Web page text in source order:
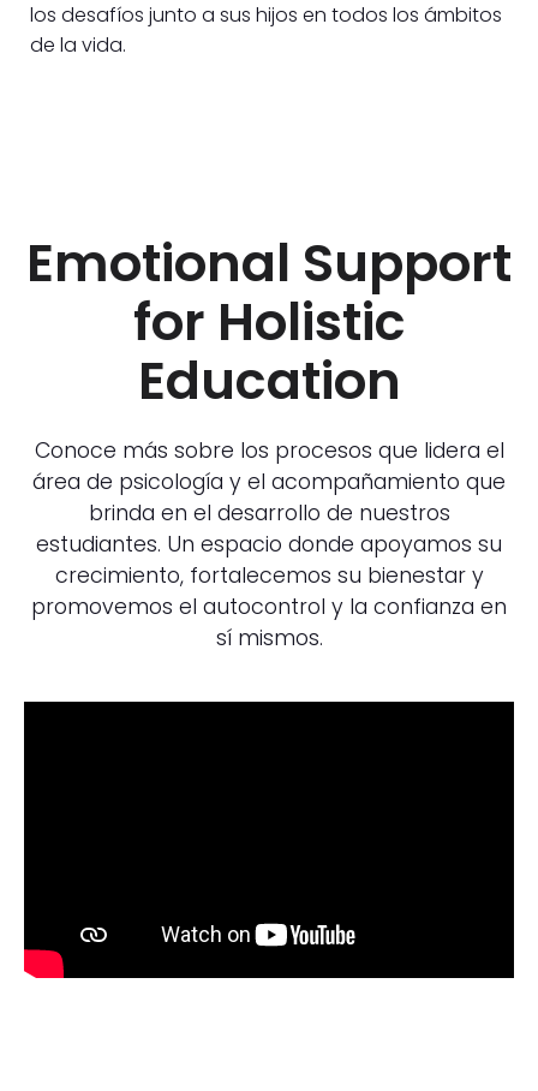
los desafíos junto a sus hijos en todos los ámbitos
de la vida.
Emotional Support
for Holistic
Education
Conoce más sobre los procesos que lidera el
área de psicología y el acompañamiento que
brinda en el desarrollo de nuestros
estudiantes. Un espacio donde apoyamos su
crecimiento, fortalecemos su bienestar y
promovemos el autocontrol y la confianza en
sí mismos.